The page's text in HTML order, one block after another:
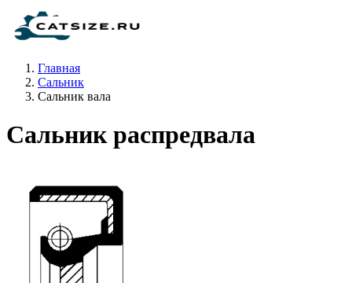
Главная
Сальник
Сальник вала
Сальник распредвала